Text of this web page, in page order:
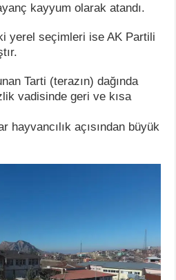
kayyum olarak atandı.
yerel seçimleri ise AK Partili
Tarti (terazın) dağında
vadisinde geri ve kısa
hayvancılık açısından büyük